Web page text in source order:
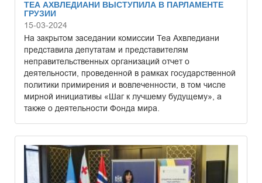
ТЕА АХВЛЕДИАНИ ВЫСТУПИЛА В ПАРЛАМЕНТЕ
ГРУЗИИ
15-03-2024
На закрытом заседании комиссии Теа Ахвледиани
представила депутатам и представителям
неправительственных организаций отчет о
деятельности, проведенной в рамках государственной
политики примирения и вовлеченности, в том числе
мирной инициативы «Шаг к лучшему будущему», а
также о деятельности Фонда мира.